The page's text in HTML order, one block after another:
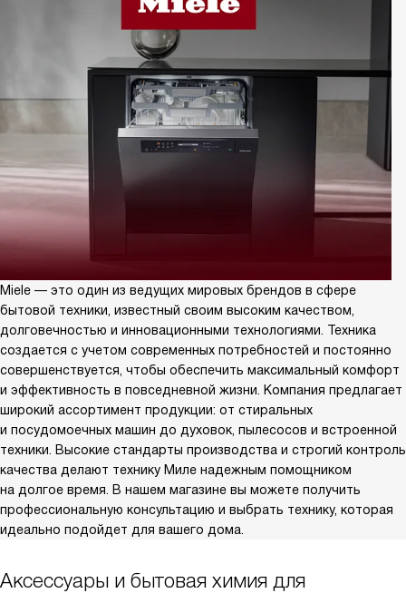
Miele — это один из ведущих мировых брендов в сфере
бытовой техники, известный своим высоким качеством,
долговечностью и инновационными технологиями. Техника
создается с учетом современных потребностей и постоянно
совершенствуется, чтобы обеспечить максимальный комфорт
и эффективность в повседневной жизни. Компания предлагает
широкий ассортимент продукции: от стиральных
и посудомоечных машин до духовок, пылесосов и встроенной
техники. Высокие стандарты производства и строгий контроль
качества делают технику Миле надежным помощником
на долгое время. В нашем магазине вы можете получить
профессиональную консультацию и выбрать технику, которая
идеально подойдет для вашего дома.
Аксессуары и бытовая химия для